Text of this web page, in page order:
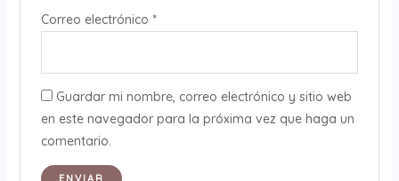
Correo electrónico *
Guardar mi nombre, correo electrónico y sitio web
en este navegador para la próxima vez que haga un
comentario.